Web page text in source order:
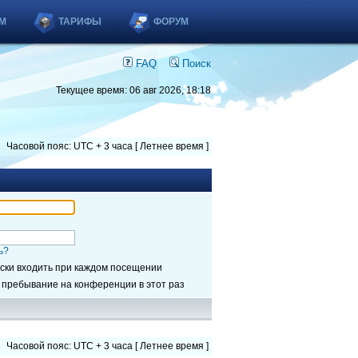
ТАРИФЫ ФОРУМ
FAQ Поиск
Текущее время: 06 авг 2026, 18:18
Часовой пояс: UTC + 3 часа [ Летнее время ]
входить при каждом посещении
на конференции в этот раз
Часовой пояс: UTC + 3 часа [ Летнее время ]